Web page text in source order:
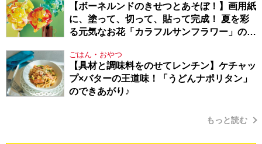
【ボーネルンドのきせつとあそぼ！】画用紙
に、塗って、切って、貼って完成！ 夏を彩
る元気なお花「カラフルサンフラワー」の作
ごはん・おやつ
【具材と調味料をのせてレンチン】ケチャッ
プ×バターの王道味！「うどんナポリタン」
のできあがり♪
もっと読む